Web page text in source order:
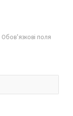
Обов’язкові поля